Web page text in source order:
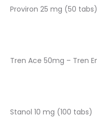
Proviron 25 mg (50 tabs)
Tren Ace 50mg – Tren
Stanol 10 mg (100 tabs)